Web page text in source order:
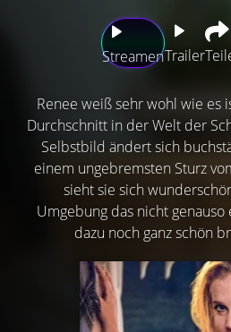
StreamenTrailer
Renee weiß sehr wohl wie es
Durchschnitt in der Welt der
Selbstbild ändert sich
einem ungebremsten Sturz
sieht sie sich
Umgebung das nicht
dazu noch ganz schön